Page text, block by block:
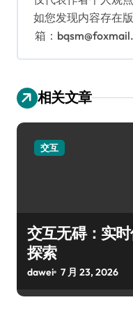
如您发现内容存在
箱：
相关文章
交互
交互无碍：实
探索
dawei 7 月 23, 2026